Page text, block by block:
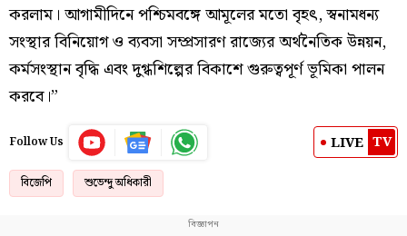
করলাম। আগামীদিনে পশ্চিমবঙ্গে আমূলের মতো বৃহৎ, স্বনামধন্য
সংস্থার বিনিয়োগ ও ব্যবসা সম্প্রসারণ রাজ্যের অর্থনৈতিক উন্নয়ন,
কর্মসংস্থান বৃদ্ধি এবং দুগ্ধশিল্পের বিকাশে গুরুত্বপূর্ণ ভূমিকা পালন
করবে।”
Follow Us LIVE TV
বিজেপি শুভেন্দু অধিকারী